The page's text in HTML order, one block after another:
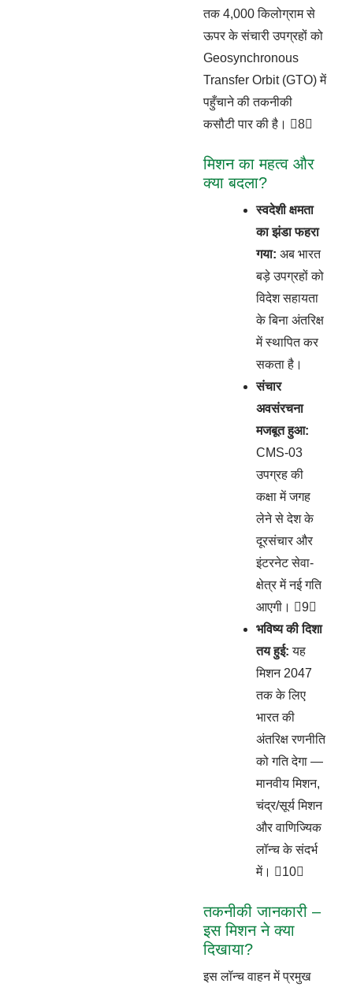
तक 4,000 किलोग्राम से
ऊपर के संचारी उपग्रहों को
Geosynchronous
Transfer Orbit (GTO) में
पहुँचाने की तकनीकी
कसौटी पार की है। 8
मिशन का महत्व और
क्या बदला?
स्वदेशी क्षमता
का झंडा फहरा
गया: अब भारत
बड़े उपग्रहों को
विदेश सहायता
के बिना अंतरिक्ष
में स्थापित कर
सकता है।
संचार
अवसंरचना
मजबूत हुआ:
CMS-03
उपग्रह की
कक्षा में जगह
लेने से देश के
दूरसंचार और
इंटरनेट सेवा-
क्षेत्र में नई गति
आएगी। 9
भविष्य की दिशा
तय हुई: यह
मिशन 2047
तक के लिए
भारत की
अंतरिक्ष रणनीति
को गति देगा —
मानवीय मिशन,
चंद्र/सूर्य मिशन
और वाणिज्यिक
लॉन्च के संदर्भ
में। 10
तकनीकी जानकारी –
इस मिशन ने क्या
दिखाया?
इस लॉन्च वाहन में प्रमुख